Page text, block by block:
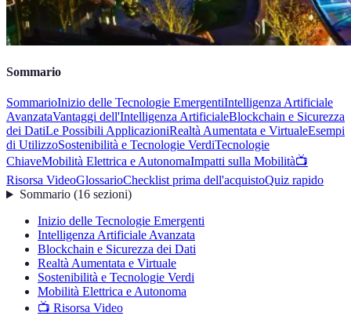
Sommario
SommarioInizio delle Tecnologie EmergentiIntelligenza Artificiale
AvanzataVantaggi dell'Intelligenza ArtificialeBlockchain e Sicurezza
dei DatiLe Possibili ApplicazioniRealtà Aumentata e VirtualeEsempi
di UtilizzoSostenibilità e Tecnologie VerdiTecnologie
ChiaveMobilità Elettrica e AutonomaImpatti sulla Mobilità📺
Risorsa VideoGlossarioChecklist prima dell'acquistoQuiz rapido
Sommario(16 sezioni)
Inizio delle Tecnologie Emergenti
Intelligenza Artificiale Avanzata
Blockchain e Sicurezza dei Dati
Realtà Aumentata e Virtuale
Sostenibilità e Tecnologie Verdi
Mobilità Elettrica e Autonoma
📺 Risorsa Video